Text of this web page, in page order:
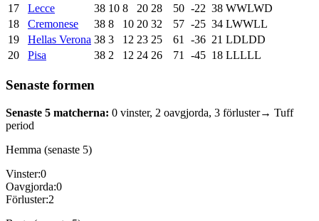
17
Lecce 38 10 8 20 28 50 -22 38 WWLWD
18
Cremonese 38 8 10 20 32 57 -25 34 LWWLL
19
Hellas Verona 38 3 12 23 25 61 -36 21 LDLDD
20
Pisa 38 2 12 24 26 71 -45 18 LLLLL
Senaste formen
Senaste 5 matcherna: 0 vinster, 2 oavgjorda, 3 förluster→ Tuff
period
Hemma (senaste 5)
Vinster:0
Oavgjorda:0
Förluster:2